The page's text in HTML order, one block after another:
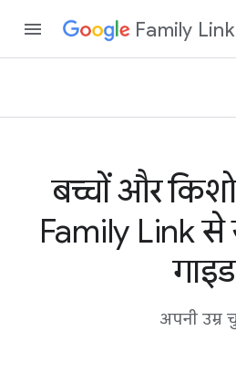
Family Link
बच्चों और
Family Link से
गाइड
अपनी उम्र